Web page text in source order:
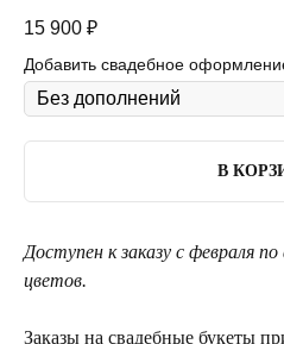
15 900 ₽
Добавить свадебное
В
Доступен к заказу с февраля
цветов.
Заказы на свадебные букеты